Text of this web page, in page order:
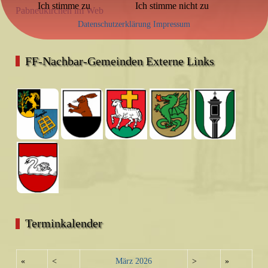
Pabneukirchen im Web
FF-Nachbar-Gemeinden Externe Links
Terminkalender
« < März 2026 > »
Ich stimme zu Ich stimme nicht zu
Datenschutzerklärung Impressum